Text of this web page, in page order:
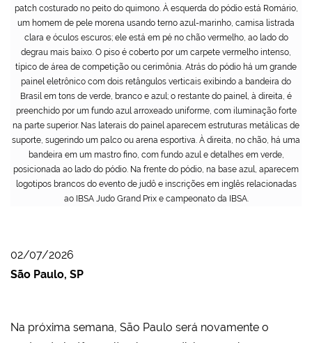
patch costurado no peito do quimono. À esquerda do pódio está Romário,
um homem de pele morena usando terno azul-marinho, camisa listrada
clara e óculos escuros; ele está em pé no chão vermelho, ao lado do
degrau mais baixo. O piso é coberto por um carpete vermelho intenso,
típico de área de competição ou cerimônia. Atrás do pódio há um grande
painel eletrônico com dois retângulos verticais exibindo a bandeira do
Brasil em tons de verde, branco e azul; o restante do painel, à direita, é
preenchido por um fundo azul arroxeado uniforme, com iluminação forte
na parte superior. Nas laterais do painel aparecem estruturas metálicas de
suporte, sugerindo um palco ou arena esportiva. À direita, no chão, há uma
bandeira em um mastro fino, com fundo azul e detalhes em verde,
posicionada ao lado do pódio. Na frente do pódio, na base azul, aparecem
logotipos brancos do evento de judô e inscrições em inglês relacionadas
ao IBSA Judo Grand Prix e campeonato da IBSA.
02/07/2026
São Paulo, SP
Na próxima semana, São Paulo será novamente o